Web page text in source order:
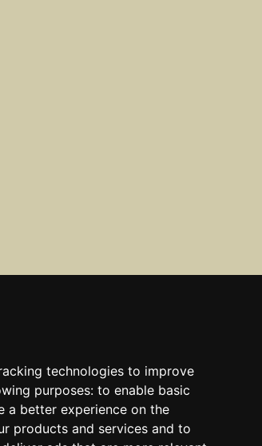
technologies to improve
purposes: to enable basic
a better experience on the
products and services and to
mums transport@bambusa.ee vai FB